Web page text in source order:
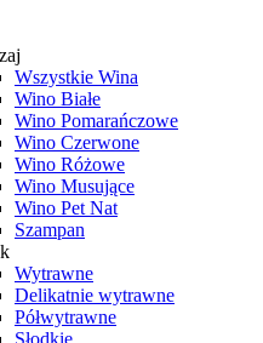
Wszystkie Wina
Wino Białe
Wino Pomarańczowe
Wino Czerwone
Wino Różowe
Wino Musujące
Wino Pet Nat
Szampan
Wytrawne
Delikatnie wytrawne
Półwytrawne
Słodkie